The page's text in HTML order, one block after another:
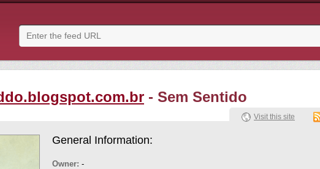
- Sem Sentido
General Information:
Owner: -
Visit this site